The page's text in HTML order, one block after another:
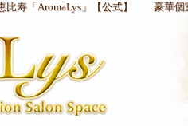
比寿「AromaLys」【公式】 豪華個